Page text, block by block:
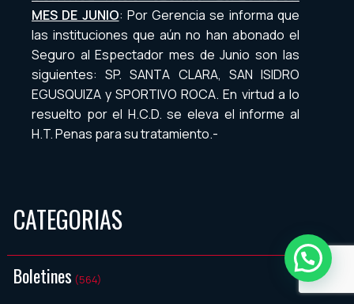
MES DE JUNIO: Por Gerencia se informa que
las instituciones que aún no han abonado el
Seguro al Espectador mes de Junio son las
siguientes: SP. SANTA CLARA, SAN ISIDRO
EGUSQUIZA y SPORTIVO ROCA. En virtud a lo
resuelto por el H.C.D. se eleva el informe al
H.T. Penas para su tratamiento.-
CATEGORIAS
Boletines (564)